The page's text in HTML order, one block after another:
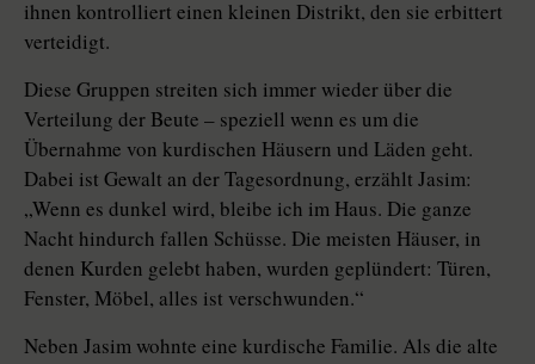
ihnen kontrolliert einen kleinen Distrikt, den sie erbittert
verteidigt.
Diese Gruppen streiten sich immer wieder über die
Verteilung der Beute – speziell wenn es um die
Übernahme von kurdischen Häusern und Läden geht.
Dabei ist Gewalt an der Tagesordnung, erzählt Jasim:
„Wenn es dunkel wird, bleibe ich im Haus. Die ­ganze
Nacht hindurch fallen Schüsse. Die meisten Häuser, in
denen Kurden gelebt haben, wurden geplündert: Türen,
Fenster, Möbel, alles ist verschwunden.“
Neben Jasim wohnte eine kurdische Familie. Als die alte